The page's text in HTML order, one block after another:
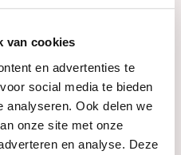
van cookies
en advertenties te
social media te bieden
analyseren. Ook delen we
onze site met onze
en analyse. Deze